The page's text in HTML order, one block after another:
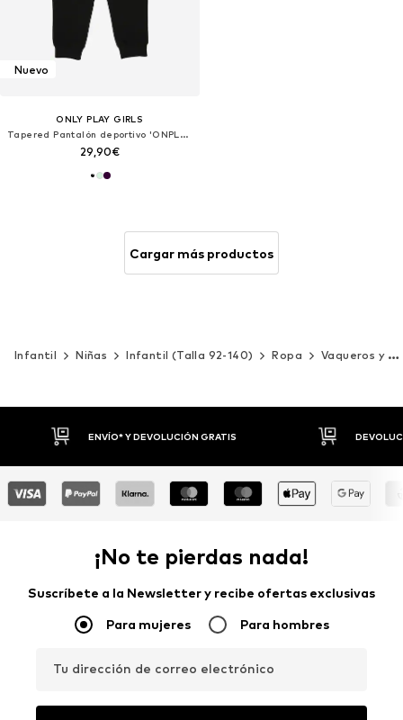
Nuevo
ONLY PLAY GIRLS
Tapered Pantalón deportivo 'ONPLOUNGES'
29,90€
Cargar más productos
Infantil Niñas Infantil (Talla 92-140) Ropa Vaqueros y pantalones
DEVOLUCIONES HASTA 30 DÍAS
¡No te pierdas nada!
Suscríbete a la Newsletter y recibe ofertas exclusivas
Para mujeres Para hombres
Tu dirección de correo electrónico